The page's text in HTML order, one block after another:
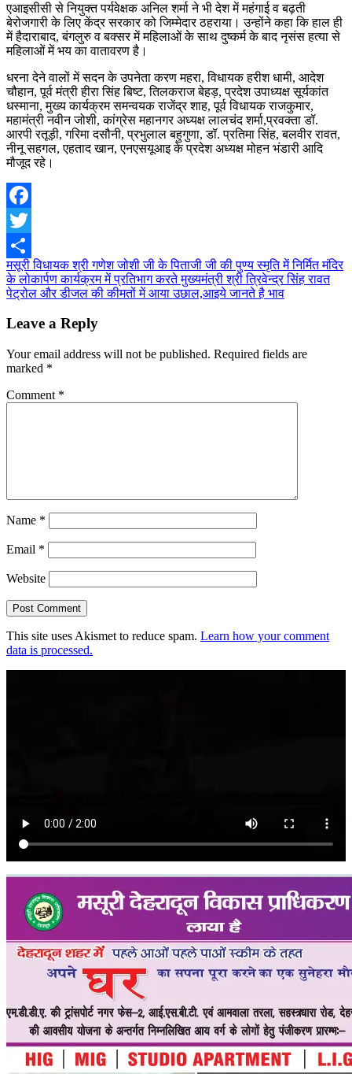
एआइसीसी से नियुक्त पर्यवेक्षक अनिल शर्मा ने भी देश में महंगाई व बढ़ती
बेरोजगारी के लिए केंद्र सरकार को जिम्मेदार ठहराया। उन्होंने कहा कि हाल ही
में हैदाराबाद, बंगलुरु व बक्सर में महिलाओं के साथ दुष्कर्म के बाद नृसंस हत्या से
महिलाओं में भय का वातावरण है।
धरना देने वालों में सदन के उपनेता करण महरा, विधायक हरीश धामी, आदेश
चौहान, पूर्व मंत्री हीरा सिंह बिष्ट, तिलकराज बेहड़, प्रदेश उपाध्यक्ष सूर्यकांत
धस्माना, मुख्य कार्यक्रम समन्वयक राजेंद्र शाह, पूर्व विधायक राजकुमार,
महामंत्री नवीन जोशी, कांग्रेस महानगर अध्यक्ष लालचंद शर्मा,प्रवक्ता डॉ.
आरपी रतूड़ी, गरिमा दसौनी, प्रभुलाल बहुगुणा, डॉ. प्रतिमा सिंह, बलवीर रावत,
नीनू सहगल, एहताद खान, एनएसयूआइ के प्रदेश अध्यक्ष मोहन भंडारी आदि
मौजूद रहे।
Facebook
Twitter
Share
Post
navigation
मसूरी विधायक श्री गणेश जोशी जी के पिताजी जी की पुण्य स्मृति में निर्मित मंदिर
के लोकार्पण कार्यक्रम में प्रतिभाग करते मुख्यमंत्री श्री त्रिवेन्द्र सिंह रावत
पेट्रोल और डीजल की कीमतों में आया उछाल,आइये जानते है भाव
Leave a Reply
Your email address will not be published. Required fields are
marked *
Comment *
Name *
Email *
Website
This site uses Akismet to reduce spam. Learn how your comment
data is processed.